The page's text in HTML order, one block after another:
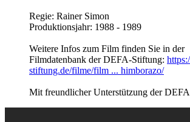
Regie: Rainer Simon
Produktionsjahr: 1988 - 1989
Weitere Infos zum Film finden Sie in der
Filmdatenbank der DEFA-Stiftung:
stiftung.de/filme/film ... himborazo/
Mit freundlicher Unterstützung der